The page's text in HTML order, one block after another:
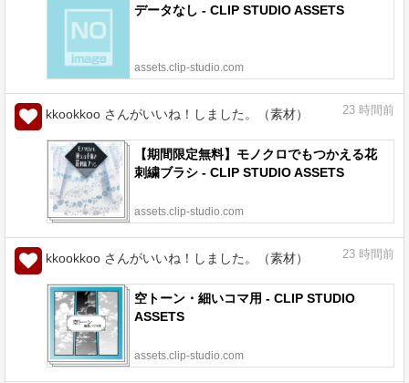
データなし - CLIP STUDIO ASSETS
assets.clip-studio.com
kkookkoo さんがいいね！しました。（素材） 23 時間前
【期間限定無料】モノクロでもつかえる花
刺繍ブラシ - CLIP STUDIO ASSETS
assets.clip-studio.com
kkookkoo さんがいいね！しました。（素材） 23 時間前
空トーン・細いコマ用 - CLIP STUDIO
ASSETS
assets.clip-studio.com